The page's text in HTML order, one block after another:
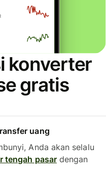
konverter
gratis
uang
Anda akan selalu
tengah pasardengan